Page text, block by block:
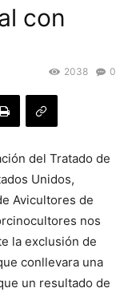
con
0
2038
del Tratado de
Unidos,
Avicultores de
nos
la exclusión de
conllevara una
un resultado de